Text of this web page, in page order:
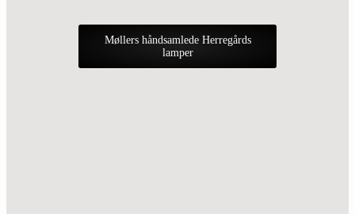
Møllers håndsamlede Herregårds
lamper